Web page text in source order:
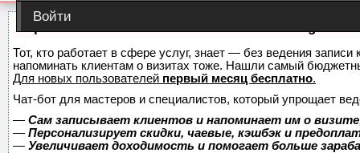
Войти
Тот, кто работает в сфере услуг, знает — без ведения
напоминать клиентам о визитах тоже. Нашли самый
Для новых пользователей первый месяц бесплатно.
Чат-бот для мастеров и специалистов, который упрощает
— Сам записывает клиентов и напоминает им о
— Персонализирует скидки, чаевые, кэшбэк и
— Увеличивает доходимость и помогает больше